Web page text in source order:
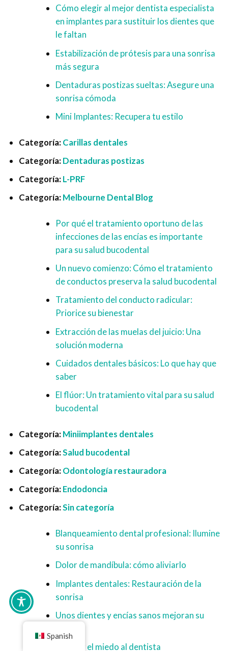
Cómo elegir al mejor dentista especialista
en implantes para sustituir los dientes que
le faltan
Estabilización de prótesis para una sonrisa
más segura
Dentaduras postizas sueltas: Asegure una
sonrisa cómoda
Mini Implantes: Recupera tu estilo
Categoría:Carillas dentales
Categoría:Dentaduras postizas
Categoría:L-PRF
Categoría:Melbourne Dental Blog
Por qué el tratamiento oportuno de las
infecciones de las encías es importante
para su salud bucodental
Un nuevo comienzo: Cómo el tratamiento
de conductos preserva la salud bucodental
Tratamiento del conducto radicular:
Priorice su bienestar
Extracción de las muelas del juicio: Una
solución moderna
Cuidados dentales básicos: Lo que hay que
saber
El flúor: Un tratamiento vital para su salud
bucodental
Categoría:Miniimplantes dentales
Categoría:Salud bucodental
Categoría:Odontología restauradora
Categoría:Endodoncia
Categoría:Sin categoría
Blanqueamiento dental profesional: Ilumine
su sonrisa
Dolor de mandíbula: cómo aliviarlo
Implantes dentales: Restauración de la
sonrisa
Unos dientes y encías sanos mejoran su
Superar el miedo al dentista
Spanish